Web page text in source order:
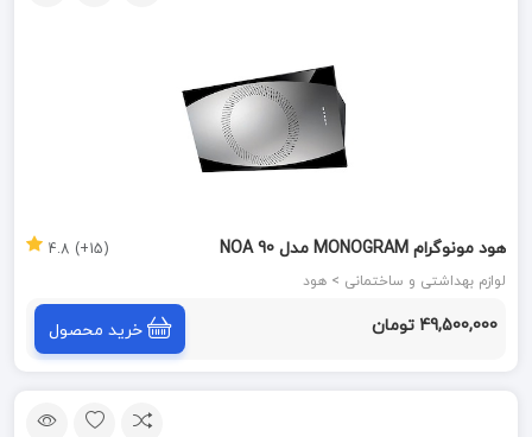
هود مونوگرام MONOGRAM مدل NOA 90
لوازم بهداشتی و ساختمانی > هود
(15+) 4.8
49,500,000 تومان خرید محصول